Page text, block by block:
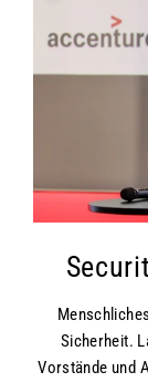
Sicherheit.
Vorstände und